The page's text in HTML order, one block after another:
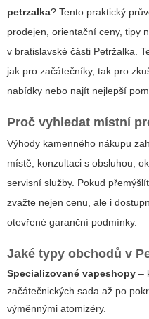
petrzalka? Tento praktický
prodejen, orientační ceny, tipy
v bratislavské části Petržalka.
jak pro začátečníky, tak pro
nabídky nebo najít nejlepší
Proč vyhledat místní
Výhody kamenného nákupu
místě, konzultaci s obsluhou,
servisní služby. Pokud
zvažte nejen cenu, ale i
otevřené garanční podmínky.
Jaké typy obchodů v
Specializované vapeshopy –
začátečnických sada až po
výměnnými atomizéry.